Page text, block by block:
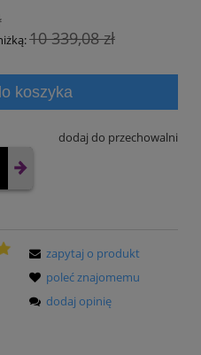
10 339,08 zł
koszyka
dodaj do przechowalni
zapytaj o produkt
poleć znajomemu
dodaj opinię